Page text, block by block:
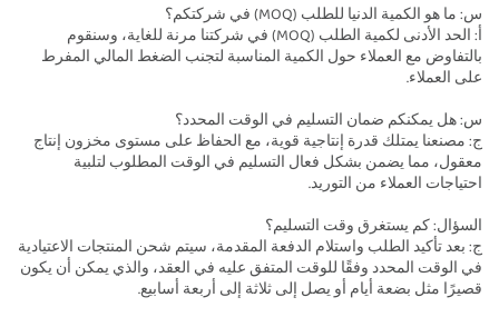
س: ما هو الكمية الدنيا للطلب (MOQ) في شركتكم؟
أ: الحد الأدنى لكمية الطلب (MOQ) في شركتنا مرنة للغاية، وسنقوم
بالتفاوض مع العملاء حول الكمية المناسبة لتجنب الضغط المالي المفرط
على العملاء.
س: هل يمكنكم ضمان التسليم في الوقت المحدد؟
ج: مصنعنا يمتلك قدرة إنتاجية قوية، مع الحفاظ على مستوى مخزون إنتاج
معقول، مما يضمن بشكل فعال التسليم في الوقت المطلوب لتلبية
احتياجات العملاء من التوريد.
السؤال: كم يستغرق وقت التسليم؟
ج: بعد تأكيد الطلب واستلام الدفعة المقدمة، سيتم شحن المنتجات الاعتيادية
في الوقت المحدد وفقًا للوقت المتفق عليه في العقد، والذي يمكن أن يكون
قصيرًا مثل بضعة أيام أو يصل إلى ثلاثة إلى أربعة أسابيع.